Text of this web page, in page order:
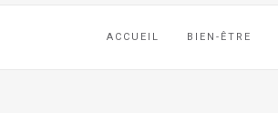
ACCUEIL BIEN-ÊTRE